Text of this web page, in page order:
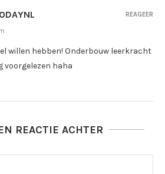
willen hebben! Onderbouw leerkracht
voorgelezen haha
REAGEER
REACTIE ACHTER